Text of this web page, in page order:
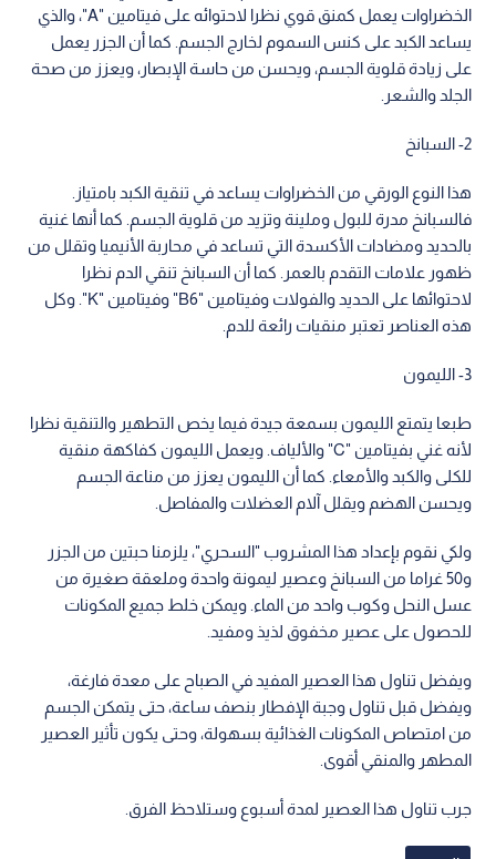
الخضراوات يعمل كمنق قوي نظرا لاحتوائه على فيتامين "A"، والذي
يساعد الكبد على كنس السموم لخارج الجسم. كما أن الجزر يعمل
على زيادة قلوية الجسم، ويحسن من حاسة الإبصار، ويعزز من صحة
الجلد والشعر.
2- السبانخ
هذا النوع الورقي من الخضراوات يساعد في تنقية الكبد بامتياز.
فالسبانخ مدرة للبول وملينة وتزيد من قلوية الجسم. كما أنها غنية
بالحديد ومضادات الأكسدة التي تساعد في محاربة الأنيميا وتقلل من
ظهور علامات التقدم بالعمر. كما أن السبانخ تنقي الدم نظرا
لاحتوائها على الحديد والفولات وفيتامين "B6" وفيتامين "K". وكل
هذه العناصر تعتبر منقيات رائعة للدم.
3- الليمون
طبعا يتمتع الليمون بسمعة جيدة فيما يخص التطهير والتنقية نظرا
لأنه غني بفيتامين "C" والألياف. ويعمل الليمون كفاكهة منقية
للكلى والكبد والأمعاء. كما أن الليمون يعزز من مناعة الجسم
ويحسن الهضم ويقلل آلام العضلات والمفاصل.
ولكي نقوم بإعداد هذا المشروب "السحري"، يلزمنا حبتين من الجزر
و50 غراما من السبانخ وعصير ليمونة واحدة وملعقة صغيرة من
عسل النحل وكوب واحد من الماء. ويمكن خلط جميع المكونات
للحصول على عصير مخفوق لذيذ ومفيد.
ويفضل تناول هذا العصير المفيد في الصباح على معدة فارغة،
ويفضل قبل تناول وجبة الإفطار بنصف ساعة، حتى يتمكن الجسم
من امتصاص المكونات الغذائية بسهولة، وحتى يكون تأثير العصير
المطهر والمنقي أقوى.
جرب تناول هذا العصير لمدة أسبوع وستلاحظ الفرق.